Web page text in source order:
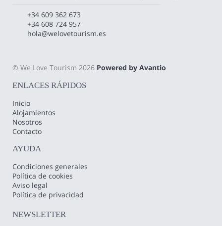
+34 609 362 673
+34 608 724 957
hola@welovetourism.es
© We Love Tourism 2026 Powered by Avantio
ENLACES RÁPIDOS
Inicio
Alojamientos
Nosotros
Contacto
AYUDA
Condiciones generales
Política de cookies
Aviso legal
Política de privacidad
NEWSLETTER